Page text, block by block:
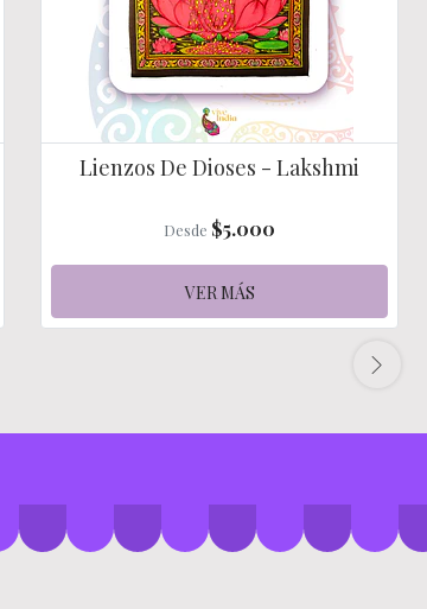
Lienzos De Dioses - Lakshmi
Desde $5.000
VER MÁS